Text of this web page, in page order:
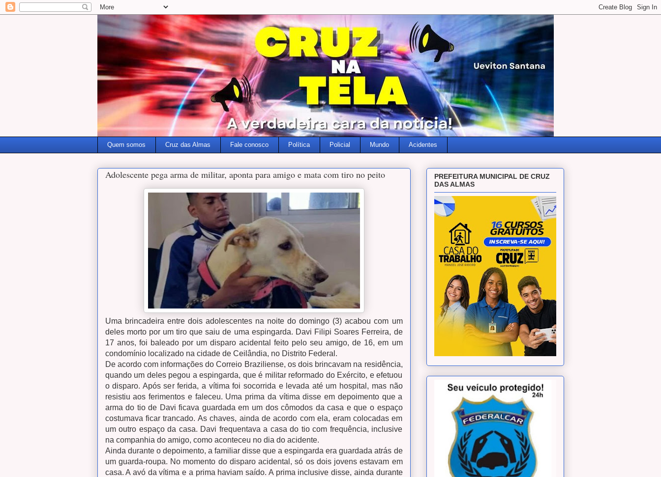
Quem somos Cruz das Almas Fale conosco Política Policial Mundo Acidentes
Adolescente pega arma de militar, aponta para amigo e mata com tiro no peito
Uma brincadeira entre dois adolescentes na noitedo domingo (3) acabou com um
deles morto por um tiro que saiu de uma espingarda. Davi Filipi Soares Ferreira, de
17 anos, foi baleado por um disparo acidental feito pelo seu amigo, de 16, em um
condomínio localizado na cidade de Ceilândia, no Distrito Federal.
De acordo com informações do Correio Braziliense, os dois brincavam na residência,
quando um deles pegou a espingarda, que é militar reformado do Exército, e efetuou
o disparo. Após ser ferida, a vítima foi socorrida e levada até um hospital, mas não
resistiu aos ferimentos e faleceu. Uma prima da vítima disse em depoimento que a
arma do tio de Davi ficava guardada em um dos cômodos da casa e que o espaço
costumava ficar trancado. As chaves, ainda de acordo com ela, eram colocadas em
um outro espaço da casa. Davi frequentava a casa do tio com frequência, inclusive
na companhia do amigo, como aconteceu no dia do acidente.
Ainda durante o depoimento, a familiar disse que a espingarda era guardada atrás de
um guarda-roupa. No momento do disparo acidental, só os dois jovens estavam em
casa. A avó da vítima e a prima haviam saído. A prima inclusive disse, ainda durante
PREFEITURA MUNICIPAL DE CRUZ
DAS ALMAS